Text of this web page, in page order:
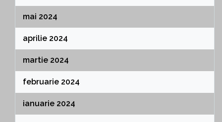
mai 2024
aprilie 2024
martie 2024
februarie 2024
ianuarie 2024